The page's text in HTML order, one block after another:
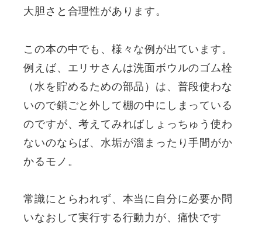
大胆さと合理性があります。
この本の中でも、様々な例が出ています。
例えば、エリサさんは洗面ボウルのゴム栓
（水を貯めるための部品）は、普段使わな
いので鎖ごと外して棚の中にしまっている
のですが、考えてみればしょっちゅう使わ
ないのならば、水垢が溜まったり手間がか
かるモノ。
常識にとらわれず、本当に自分に必要か問
いなおして実行する行動力が、痛快です